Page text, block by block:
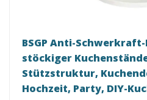
BSGP Anti-
stöckiger
Stützstruktur,
Hochzeit, Party, DIY-